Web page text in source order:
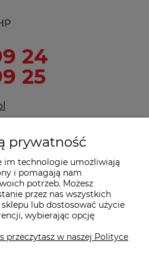
24
25
prywatność
im technologie umożliwiają
i pomagają nam
potrzeb. Możesz
przez nas wszystkich
lub dostosować użycie
wybierając opcję
przeczytasz w naszej Polityce